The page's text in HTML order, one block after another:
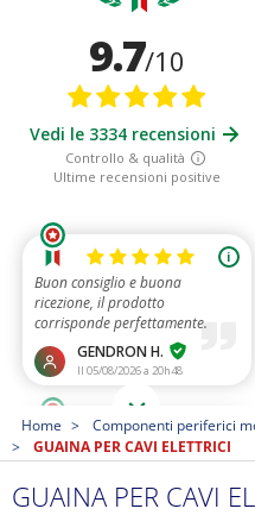
Home Componenti periferici
GUAINA PER CAVI ELETTRICI
GUAINA PER CAVI